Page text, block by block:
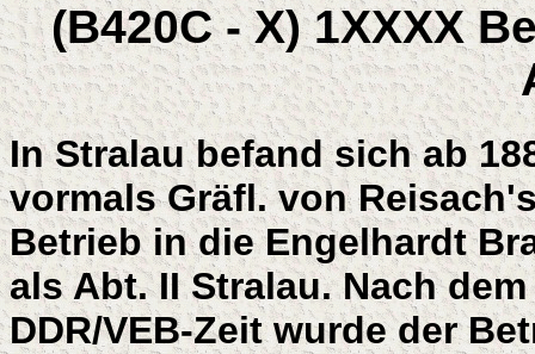
(B420C - X) 1XXXX
In Stralau befand sich ab
vormals Gräfl. von
Betrieb in die Engelhardt
als Abt. II Stralau. Nach
DDR/VEB-Zeit wurde der